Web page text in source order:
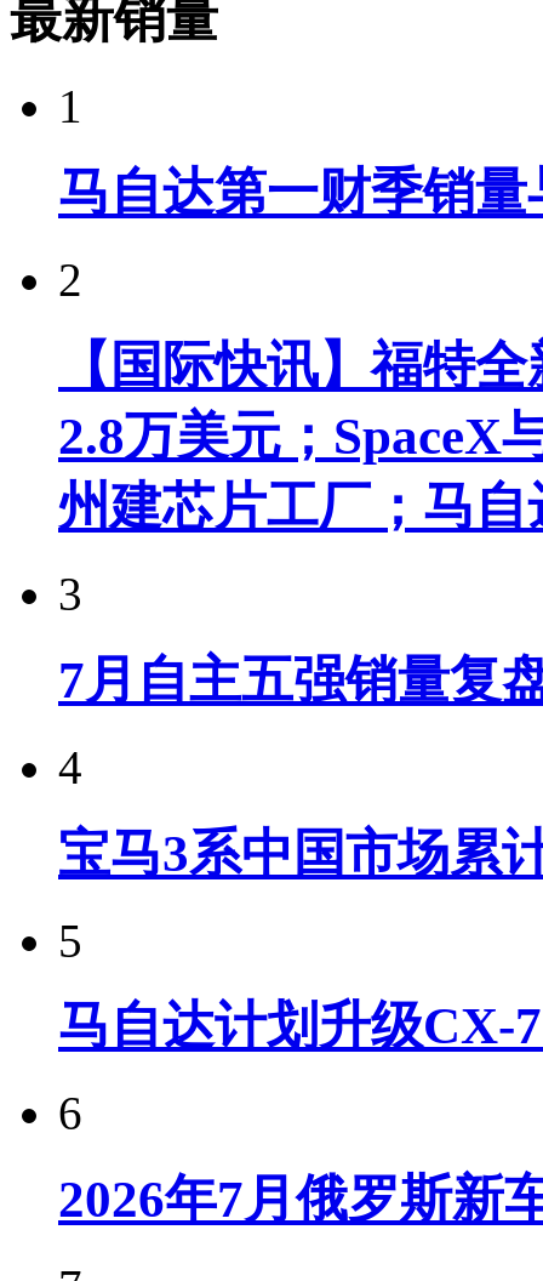
最新销量
1
马自达第一财季销
2
【国际快讯】福特
2.8万美元；SpaceX
州建芯片工厂；马
3
7月自主五强销量复
4
宝马3系中国市场累
5
马自达计划升级CX-
6
2026年7月俄罗斯新